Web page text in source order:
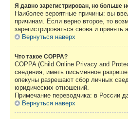
Я давно зарегистрирован, но больше
Наиболее вероятные причины: вы
причинам. Если верно второе, то
зарегистрироваться снова и принять
Вернуться наверх
Что такое COPPA?
COPPA (Child Online Privacy and
сведения, иметь письменное
опекуны разрешают сбор личных
юридических отношений.
Примечание переводчика: в России
Вернуться наверх